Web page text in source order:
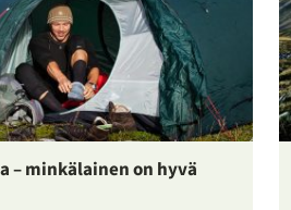
– minkälainen on hyvä